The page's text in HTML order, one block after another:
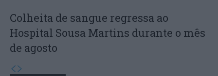
Colheita de sangue regressa ao
Hospital Sousa Martins durante o mês
de agosto